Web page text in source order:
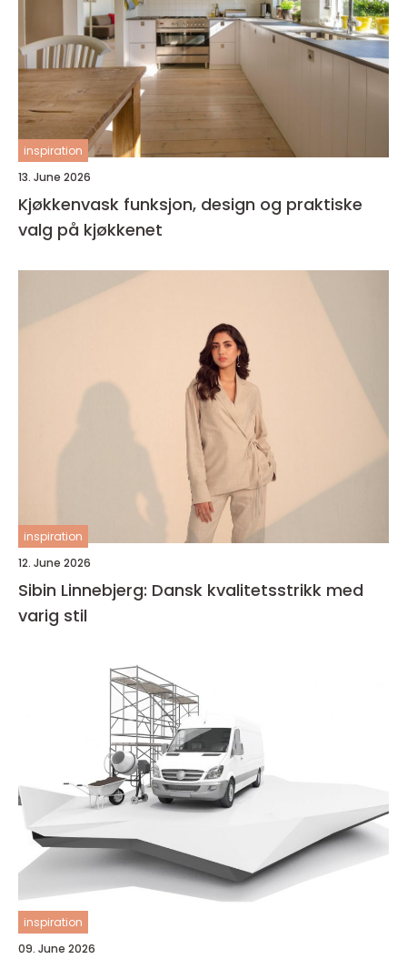
inspiration
13. June 2026
Kjøkkenvask funksjon, design og praktiske
valg på kjøkkenet
inspiration
12. June 2026
Sibin Linnebjerg: Dansk kvalitetsstrikk med
varig stil
inspiration
09. June 2026